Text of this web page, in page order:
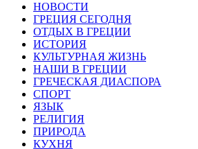
НОВОСТИ
ГРЕЦИЯ СЕГОДНЯ
ОТДЫХ В ГРЕЦИИ
ИСТОРИЯ
КУЛЬТУРНАЯ ЖИЗНЬ
НАШИ В ГРЕЦИИ
ГРЕЧЕСКАЯ ДИАСПОРА
СПОРТ
ЯЗЫК
РЕЛИГИЯ
ПРИРОДА
КУХНЯ